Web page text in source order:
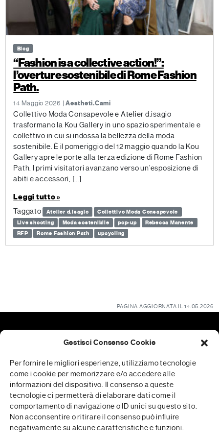
Gestisci Consenso Cookie
Per fornire le migliori esperienze, utilizziamo tecnologie
come i cookie per memorizzare e/o accedere alle
informazioni del dispositivo. Il consenso a queste
tecnologie ci permetterà di elaborare dati come il
comportamento di navigazione o ID unici su questo sito.
Non acconsentire o ritirare il consenso può influire
negativamente su alcune caratteristiche e funzioni.
Blog
“Fashion is a collective action!”:
l’overture sostenibile di Rome Fashion
Path.
14 Maggio 2026 | Aestheti.Cami
Collettivo Moda Consapevole e Atelier d.isagio
trasformano la Kou Gallery in uno spazio sperimentale e
collettivo in cui si indossa la bellezza della moda
sostenibile. È il pomeriggio del 12 maggio quando la Kou
Gallery apre le porte alla terza edizione di Rome Fashion
Path. I primi visitatori avanzano verso un’esposizione di
abiti e accessori, […]
Leggi tutto »
Taggato
Atelier d.isagio
Collettivo Moda Consapevole
Live shooting
Moda sostenibile pop-up
Rebecca Manente
RFP
Rome Fashion Path upcycling
PAGINA AGGIORNATA IL 14.05.2026
Patrocini
RFP è realizzata in collaborazione con